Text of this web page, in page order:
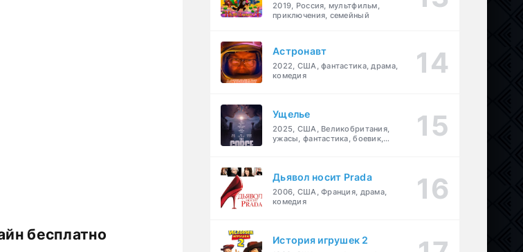
бесплатно
2019, Россия, мультфильм,
приключения, семейный
Астронавт
2022, США, фантастика, драма,
комедия
Ущелье
2025, США, Великобритания,
ужасы, фантастика, боевик,
Дьявол носит Prada
2006, США, Франция, драма,
комедия
История игрушек 2